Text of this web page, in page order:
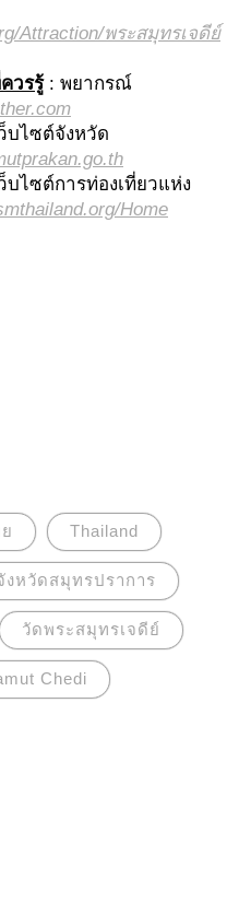
Attraction/พระสมุทรเจดีย์
วรรู้: พยากรณ์
หวัด
งเที่ยวแห่ง
Home
Thailand
งหวัดสมุทรปราการ
วัดพระสมุทรเจดีย์
Chedi